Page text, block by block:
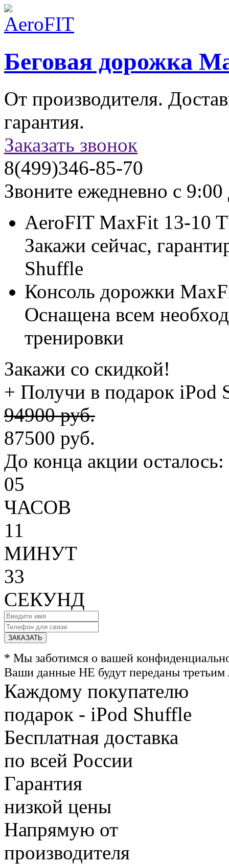
Беговая дорожка
От производителя.
гарантия.
Заказать звонок
8(499)346-85-70
Звоните ежедневно с
AeroFIT MaxFit 13-10
Закажи сейчас,
Shuffle
Консоль дорожки
Оснащена всем
тренировки
Закажи со скидкой!
+ Получи в подарок iPod
94900 руб.
87500 руб.
До конца акции осталось:
05
ЧАСОВ
11
МИНУТ
33
СЕКУНД
ЗАКАЗАТЬ
* Мы заботимся о вашей
Ваши данные НЕ будут переданы третьим
Каждому покупателю
подарок - iPod Shuffle
Бесплатная доставка
по всей России
Гарантия
низкой цены
Напрямую от
производителя